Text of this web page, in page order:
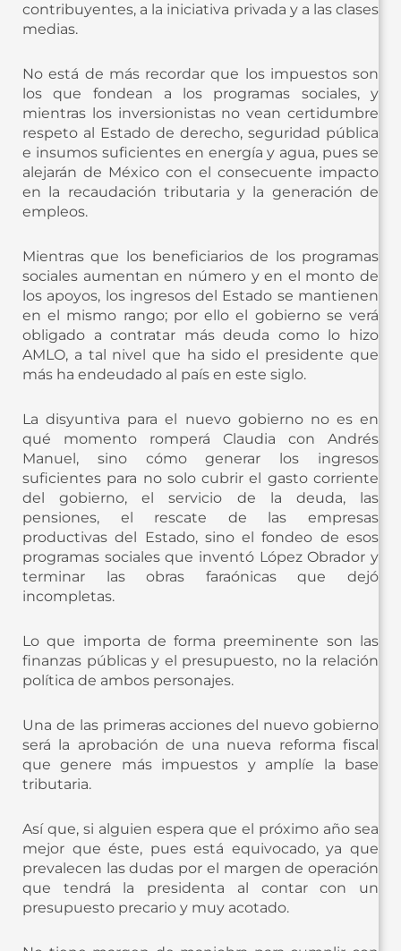
contribuyentes, a la iniciativa privada y a las clases
medias.
No está de más recordar que los impuestos son
los que fondean a los programas sociales, y
mientras los inversionistas no vean certidumbre
respeto al Estado de derecho, seguridad pública
e insumos suficientes en energía y agua, pues se
alejarán de México con el consecuente impacto
en la recaudación tributaria y la generación de
empleos.
Mientras que los beneficiarios de los programas
sociales aumentan en número y en el monto de
los apoyos, los ingresos del Estado se mantienen
en el mismo rango; por ello el gobierno se verá
obligado a contratar más deuda como lo hizo
AMLO, a tal nivel que ha sido el presidente que
más ha endeudado al país en este siglo.
La disyuntiva para el nuevo gobierno no es en
qué momento romperá Claudia con Andrés
Manuel, sino cómo generar los ingresos
suficientes para no solo cubrir el gasto corriente
del gobierno, el servicio de la deuda, las
pensiones, el rescate de las empresas
productivas del Estado, sino el fondeo de esos
programas sociales que inventó López Obrador y
terminar las obras faraónicas que dejó
incompletas.
Lo que importa de forma preeminente son las
finanzas públicas y el presupuesto, no la relación
política de ambos personajes.
Una de las primeras acciones del nuevo gobierno
será la aprobación de una nueva reforma fiscal
que genere más impuestos y amplíe la base
tributaria.
Así que, si alguien espera que el próximo año sea
mejor que éste, pues está equivocado, ya que
prevalecen las dudas por el margen de operación
que tendrá la presidenta al contar con un
presupuesto precario y muy acotado.